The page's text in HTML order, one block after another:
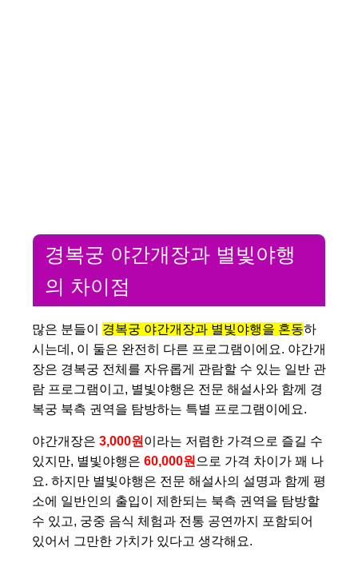
경복궁 야간개장과 별빛야행
의 차이점
많은 분들이 경복궁 야간개장과 별빛야행을 혼동하
시는데, 이 둘은 완전히 다른 프로그램이에요. 야간개
장은 경복궁 전체를 자유롭게 관람할 수 있는 일반 관
람 프로그램이고, 별빛야행은 전문 해설사와 함께 경
복궁 북측 권역을 탐방하는 특별 프로그램이에요.
야간개장은 3,000원 이라는 저렴한 가격으로 즐길 수
있지만, 별빛야행은 60,000원 으로 가격 차이가 꽤 나
요. 하지만 별빛야행은 전문 해설사의 설명과 함께 평
소에 일반인의 출입이 제한되는 북측 권역을 탐방할
수 있고, 궁중 음식 체험과 전통 공연까지 포함되어
있어서 그만한 가치가 있다고 생각해요.